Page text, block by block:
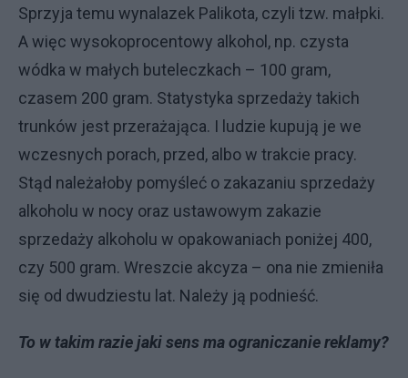
Sprzyja temu wynalazek Palikota, czyli tzw. małpki.
A więc wysokoprocentowy alkohol, np. czysta
wódka w małych buteleczkach – 100 gram,
czasem 200 gram. Statystyka sprzedaży takich
trunków jest przerażająca. I ludzie kupują je we
wczesnych porach, przed, albo w trakcie pracy.
Stąd należałoby pomyśleć o zakazaniu sprzedaży
alkoholu w nocy oraz ustawowym zakazie
sprzedaży alkoholu w opakowaniach poniżej 400,
czy 500 gram. Wreszcie akcyza – ona nie zmieniła
się od dwudziestu lat. Należy ją podnieść.
To w takim razie jaki sens ma ograniczanie reklamy?